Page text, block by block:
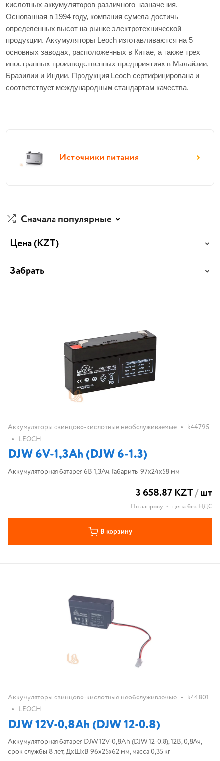
кислотных аккумуляторов различного назначения.
Основанная в 1994 году, компания сумела достичь
определенных высот на рынке электротехнической
продукции. Аккумуляторы Leoch изготавливаются на 5
основных заводах, расположенных в Китае, а также трех
иностранных производственных предприятиях в Малайзии,
Бразилии и Индии. Продукция Leoch сертифицирована и
соответствует международным стандартам качества.
Источники питания
Сначала популярные
Цена(KZT)
Забрать
Аккумуляторы свинцово-кислотные необслуживаемые • k44795
• LEOCH
DJW 6V-1,3Ah (DJW 6-1.3)
Аккумуляторная батарея 6В 1,3Ач. Габариты 97x24x58 мм
3 658.87 KZT/шт
По запросу • цена без НДС
В корзину
Аккумуляторы свинцово-кислотные необслуживаемые • k44801
• LEOCH
DJW 12V-0,8Ah (DJW 12-0.8)
Аккумуляторная батарея DJW 12V-0,8Ah (DJW 12-0.8), 12В, 0,8Ач,
срок службы 8 лет, ДхШхВ 96х25х62 мм, масса 0,35 кг